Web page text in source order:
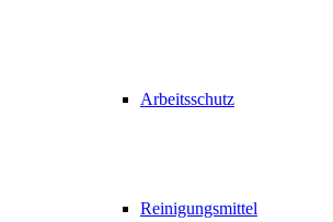
Arbeitsschutz
Reinigungsmittel